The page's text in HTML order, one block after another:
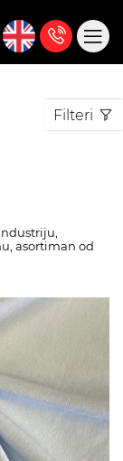
Filteri
asortiman od